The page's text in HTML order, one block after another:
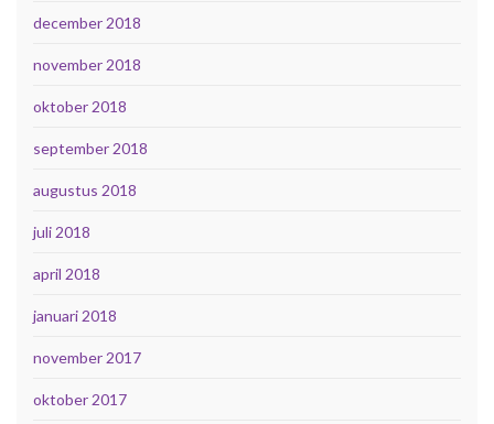
december 2018
november 2018
oktober 2018
september 2018
augustus 2018
juli 2018
april 2018
januari 2018
november 2017
oktober 2017